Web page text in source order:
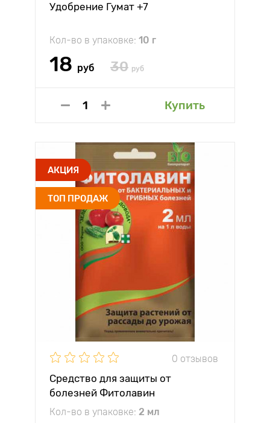
Удобрение Гумат +7
Кол-во в упаковке: 10 г
18 руб 30 руб
Купить
АКЦИЯ
ТОП ПРОДАЖ
0 отзывов
Средство для защиты от
болезней Фитолавин
Кол-во в упаковке: 2 мл